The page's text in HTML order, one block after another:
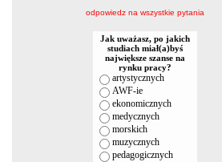
odpowiedz na wszystkie pytania